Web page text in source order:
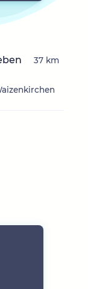
37 km